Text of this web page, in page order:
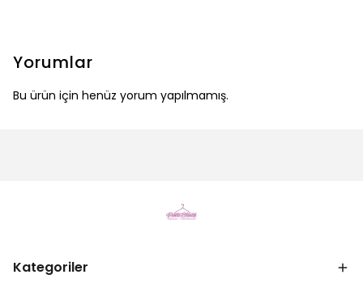
Yorumlar
Bu ürün için henüz yorum yapılmamış.
Kategoriler